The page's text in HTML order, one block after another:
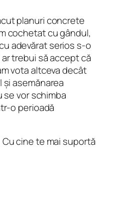
planuri concrete
cochetat cu gândul,
adevărat serios s-o
trebui să accept că
vota altceva decât
asemănarea
se vor schimba
o perioadă
Cu cine te mai suportă